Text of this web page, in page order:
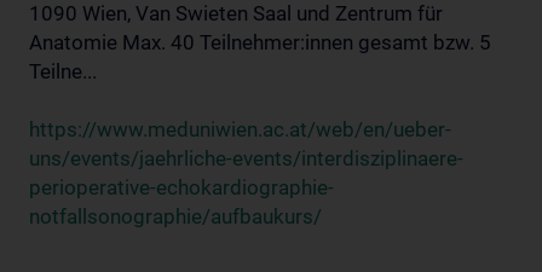
1090 Wien, Van Swieten Saal und Zentrum für
Anatomie Max. 40 Teilnehmer:innen gesamt bzw. 5
Teilne...
https://www.meduniwien.ac.at/web/en/ueber-
uns/events/jaehrliche-events/interdisziplinaere-
perioperative-echokardiographie-
notfallsonographie/aufbaukurs/